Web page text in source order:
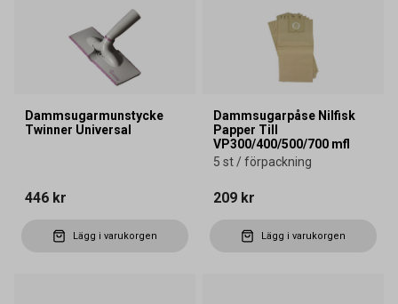
Dammsugarmunstycke
Twinner Universal
446 kr
Lägg i varukorgen
Dammsugarpåse Nilfisk
Papper Till
VP300/400/500/700 mfl
5 st / förpackning
209 kr
Lägg i varukorgen